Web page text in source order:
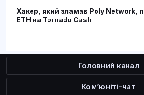
Хакер, який зламав Poly Network,
ETH на Tornado Cash
Головний канал
Ком’юніті-чат